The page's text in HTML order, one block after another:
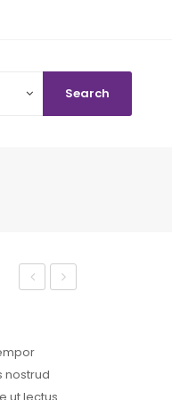
Search
nostrud
ut lectus